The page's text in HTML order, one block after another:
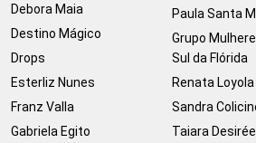
Debora Maia
Destino Mágico
Drops
Esterliz Nunes
Franz Valla
Gabriela Egito
Paula Santa
Grupo
Sul da Flórida
Renata Loyola
Sandra
Taiara Desirée